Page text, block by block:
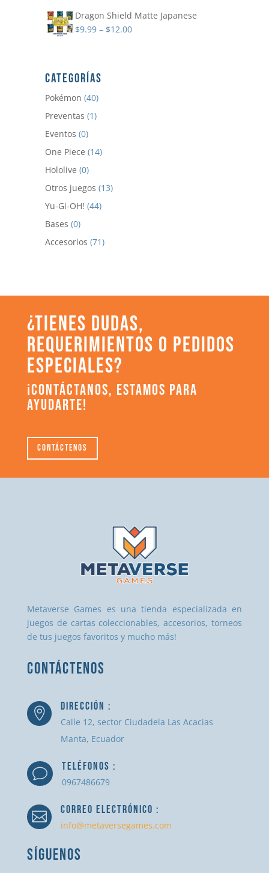
Dragon Shield Matte Japanese
$9.99– $12.00
CATEGORÍAS
Pokémon (40)
Preventas (1)
Eventos (0)
One Piece (14)
Hololive (0)
Otros juegos (13)
Yu-Gi-OH! (44)
Bases (0)
Accesorios (71)
¿TIENES DUDAS,
REQUERIMIENTOS O PEDIDOS
ESPECIALES?
¡CONTÁCTANOS, ESTAMOS PARA
AYUDARTE!
Contáctenos
Metaverse Games es una tienda especializada en
juegos de cartas coleccionables, accesorios, torneos
de tus juegos favoritos y mucho más!
CONTÁCTENOS
 DIRECCIÓN :
Calle 12, sector Ciudadela Las Acacias
Manta, Ecuador
v TELÉFONOS :
0967486679
 CORREO ELECTRÓNICO :
info@metaversegames.com
SÍGUENOS